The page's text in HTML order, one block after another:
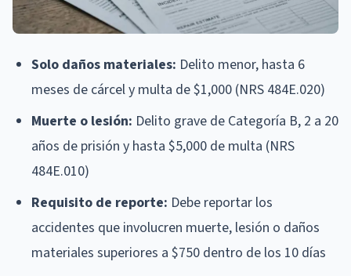
Solo daños materiales: Delito menor, hasta 6
meses de cárcel y multa de $1,000 (NRS 484E.020)
Muerte o lesión: Delito grave de Categoría B, 2 a 20
años de prisión y hasta $5,000 de multa (NRS
484E.010)
Requisito de reporte: Debe reportar los
accidentes que involucren muerte, lesión o daños
materiales superiores a $750 dentro de los 10 días